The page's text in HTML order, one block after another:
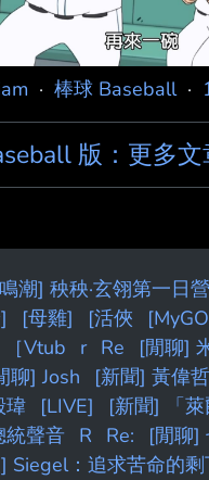
練習， 確認他們的身
上用場， 他們三人只
改變
· 棒球 Baseball·
版：更多文
潮] 秧秧·玄翎第一日
[母雞] [活俠
［Vtub r Re
[閒聊]
聊] Josh
[新聞] 黃偉
[LIVE]
[新聞] 「
統聲音 R Re:
[閒聊]
Siegel：追求苦命的